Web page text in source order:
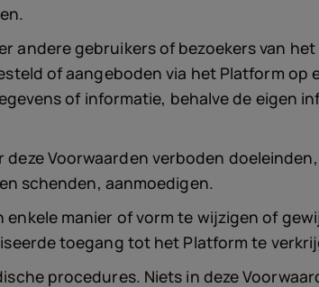
andere gebruikers of bezoekers van
of aangeboden via het Platform op
of informatie, behalve de eigen
Voorwaarden verboden
schenden, aanmoedigen.
manier of vorm te wijzigen of
toegang tot het Platform te
procedures. Niets in deze